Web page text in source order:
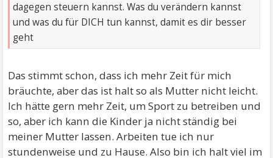
dagegen steuern kannst. Was du verändern kannst
und was du für DICH tun kannst, damit es dir besser
geht
Das stimmt schon, dass ich mehr Zeit für mich
bräuchte, aber das ist halt so als Mutter nicht leicht.
Ich hätte gern mehr Zeit, um Sport zu betreiben und
so, aber ich kann die Kinder ja nicht ständig bei
meiner Mutter lassen. Arbeiten tue ich nur
stundenweise und zu Hause. Also bin ich halt viel im